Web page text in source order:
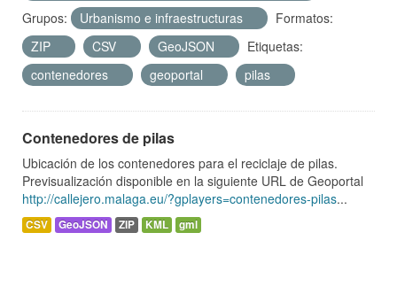
Grupos:
Urbanismo e infraestructuras
Formatos:
ZIP
CSV GeoJSON
Etiquetas:
contenedores
geoportal pilas
Contenedores de pilas
Ubicación de los contenedores para el reciclaje de pilas.
Previsualización disponible en la siguiente URL de Geoportal
http://callejero.malaga.eu/?gplayers=contenedores-pilas...
CSV GeoJSON ZIP KML gml